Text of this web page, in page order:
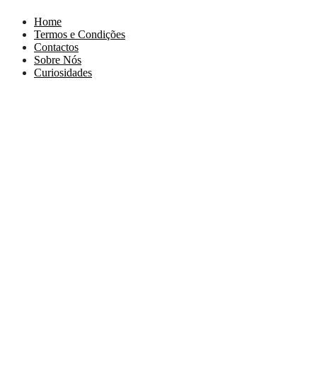
Home
Termos e Condições
Contactos
Sobre Nós
Curiosidades